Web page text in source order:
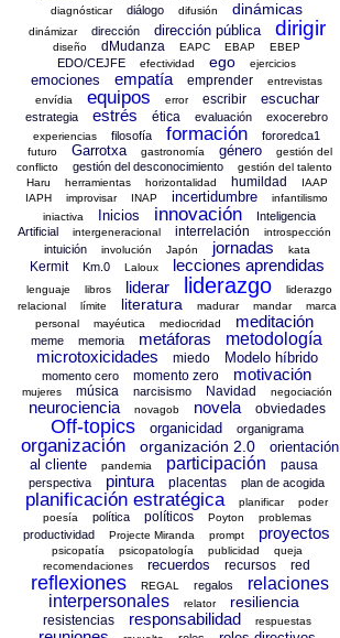
diagnósticar diálogo difusión dinámicas
dinámizar dirección dirección pública dirigir
diseño dMudanza EAPC EBAP EBEP
EDO/CEJFE efectividad ego ejercicios
emociones empatía emprender
entrevistas
envídia
equipos error escribir escuchar
estrategia estrés ética evaluación exocerebro
experiencias filosofía formación fororedca1
futuro Garrotxa gastronomía género
gestión del
conflicto
gestión del desconocimiento
gestión del talento
Haru
herramientas horizontalidad humildad
IAAP
IAPH
improvisar INAP incertidumbre
infantilismo
iniactiva
Inicios innovación
Inteligencia
Artificial
intergeneracional interrelación introspección
intuición involución Japón jornadas kata
Kermit Km.0 Laloux lecciones aprendidas
lenguaje libros liderar liderazgo
liderazgo
relacional
límite literatura madurar mandar
marca
personal
mayéutica mediocridad meditación
meme memoria metáforas
metodología
microtoxicidades
miedo Modelo híbrido
momento cero momento zero motivación
mujeres música narcisismo Navidad negociación
neurociencia novagob novela obviedades
Off-topics organicidad organigrama
organización organización 2.0
orientación
al cliente
pandemia participación pausa
perspectiva pintura placentas plan de acogida
planificación estratégica planificar
poder
poesía
política políticos Poyton problemas
productividad Projecte Miranda prompt proyectos
psicopatía psicopatología publicidad
queja
recomendaciones
recuerdos recursos red
reflexiones REGAL regalos
relaciones
interpersonales
relator resiliencia
resistencias responsabilidad respuestas